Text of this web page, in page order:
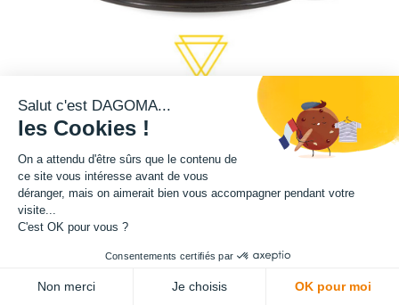
Cette bobine de teinte gris clair est disponible en format 2,2 kg.
Diamètre : 1.75 mm
Salut c'est DAGOMA...
les Cookies !
On a attendu d'être sûrs que le contenu de
ce site vous intéresse avant de vous
déranger, mais on aimerait bien vous accompagner pendant votre
visite...
C'est OK pour vous ?
Consentements certifiés par
Non merci Je choisis OK pour moi